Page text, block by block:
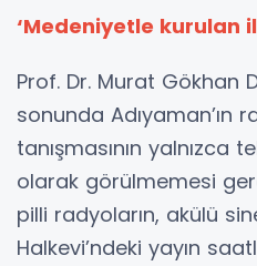
‘Medeniyetle kurulan
Prof. Dr. Murat Gökhan
sonunda Adıyaman’ın
tanışmasının yalnızca
olarak görülmemesi
pilli radyoların, akülü
Halkevi’ndeki yayın